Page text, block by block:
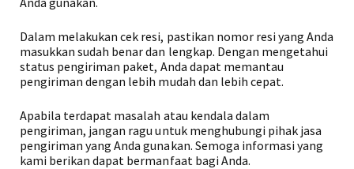
Dalam melakukan cek resi, pastikan nomor resi yang Anda
masukkan sudah benar dan lengkap. Dengan mengetahui
status pengiriman paket, Anda dapat memantau
pengiriman dengan lebih mudah dan lebih cepat.
Apabila terdapat masalah atau kendala dalam
pengiriman, jangan ragu untuk menghubungi pihak jasa
pengiriman yang Anda gunakan. Semoga informasi yang
kami berikan dapat bermanfaat bagi Anda.